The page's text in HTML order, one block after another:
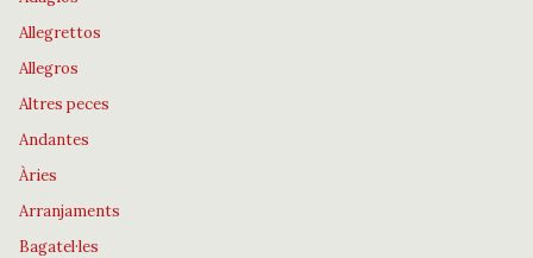
Allegrettos
Allegros
Altres peces
Andantes
Àries
Arranjaments
Bagatel·les